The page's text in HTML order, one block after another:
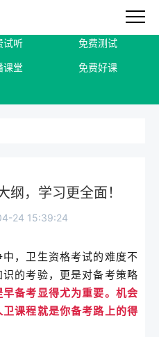
试听 免费测试
课堂 免费好课
纲，学习更全面！
24 15:39:24
，卫生资格考试的难度不
的考验，更是对备考策略
备考显得尤为重要。机会
卫课程就是你备考路上的得